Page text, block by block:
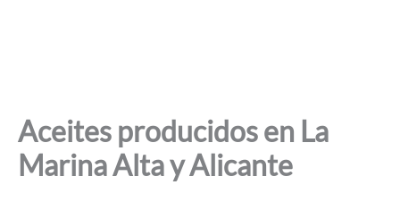
Aceites producidos en La
Marina Alta y Alicante